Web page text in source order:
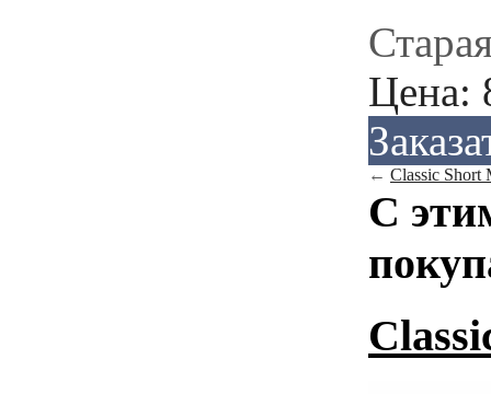
Цена:
← Classic Short
С